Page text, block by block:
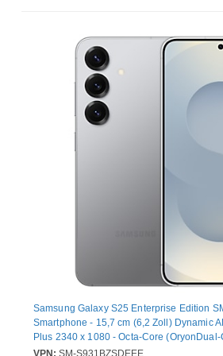
Samsung Galaxy S25 Enterprise Edition
Smartphone - 15,7 cm (6,2 Zoll) Dynamic
Plus 2340 x 1080 - Octa-Core
Oryon Hexa-Core 3,53 GHz - 12 GB RAM -